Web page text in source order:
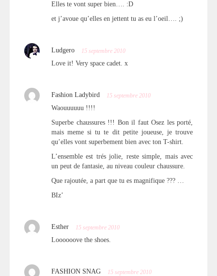
Elles te vont super bien…. :D
et j’avoue qu’elles en jettent tu as eu l’oeil…. ;)
Ludgero 15 septembre 2010
Love it! Very space cadet. x
Fashion Ladybird 15 septembre 2010
Waouuuuuu !!!!
Superbe chaussures !!! Bon il faut Osez les porté,
mais meme si tu te dit petite joueuse, je trouve
qu’elles vont superbement bien avec ton T-shirt.
L’ensemble est trés jolie, reste simple, mais avec
un peut de fantasie, au niveau couleur chaussure.
Que rajoutée, a part que tu es magnifique ??? …
BIz’
Esther 15 septembre 2010
Loooooove the shoes.
FASHION SNAG 15 septembre 2010